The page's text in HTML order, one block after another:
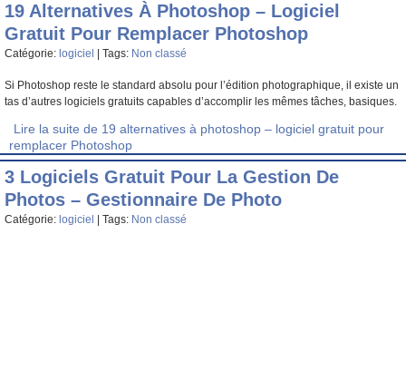
19 Alternatives À Photoshop – Logiciel
Gratuit Pour Remplacer Photoshop
Catégorie: logiciel | Tags: Non classé
Si Photoshop reste le standard absolu pour l’édition photographique, il existe un
tas d’autres logiciels gratuits capables d’accomplir les mêmes tâches, basiques.
Lire la suite de 19 alternatives à photoshop – logiciel gratuit pour
remplacer Photoshop
3 Logiciels Gratuit Pour La Gestion De
Photos – Gestionnaire De Photo
Catégorie: logiciel | Tags: Non classé